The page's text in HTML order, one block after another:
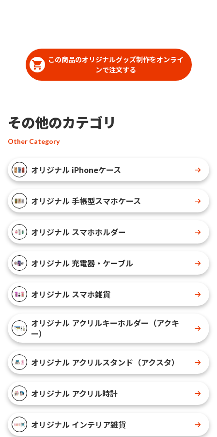
この商品のオリジナルグッズ制作をオンライ
ンで注文する
その他のカテゴリ
Other Category
オリジナル iPhoneケース
オリジナル 手帳型スマホケース
オリジナル スマホホルダー
オリジナル 充電器・ケーブル
オリジナル スマホ雑貨
オリジナル アクリルキーホルダー（アクキ
ー）
オリジナル アクリルスタンド（アクスタ）
オリジナル アクリル時計
オリジナル インテリア雑貨